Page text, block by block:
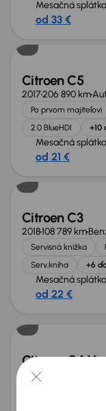
Mesačná splátka
od 33 €
Zlacnené o 1 300
Citroen C5
2017206 890 km
Po prvom majiteľovi
2.0 BlueHDI
+10
Mesačná splátka
od 21 €
Nové v ponuke
Citroen C3
2018108 789 km
Servisná knižka
Serv.kniha
+6
Mesačná splátka
od 22 €
Citroen C4 X
2024